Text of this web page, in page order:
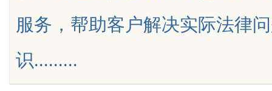
服务，帮助客户解决实际法律
识.........